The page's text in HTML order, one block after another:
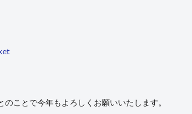
ことで今年もよろしくお願いいたします。